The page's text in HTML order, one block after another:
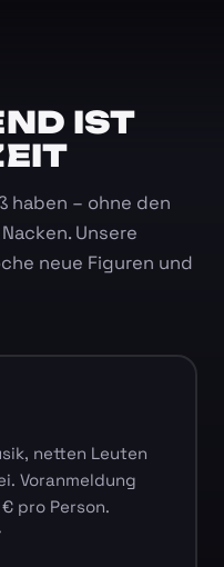
IST
haben – ohne den
Unsere
neue Figuren und
netten Leuten
Voranmeldung
pro Person.